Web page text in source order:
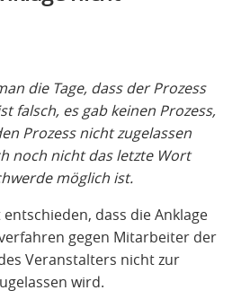
die Tage, dass der Prozess
falsch, es gab keinen Prozess,
Prozess nicht zugelassen
noch nicht das letzte Wort
möglich ist.
dass die Anklage
gegen Mitarbeiter der
Veranstalters nicht zur
wird.